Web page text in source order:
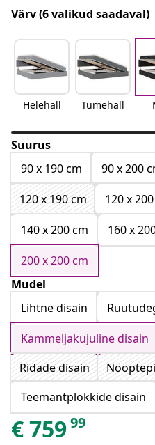
Värv(6 valikud saadaval)
Helehall Tumehall
Suurus
90 x 190 cm
90 x 200
120 x 190 cm
120 x
140 x 200 cm
160 x
200 x 200 cm
Mudel
Lihtne disain
Kammeljakujuline disain
Ridade disain
Teemantplokkide disain
€75999